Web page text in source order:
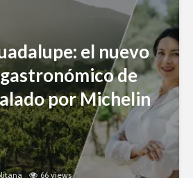
el nuevo
de
por Michelin
66 views